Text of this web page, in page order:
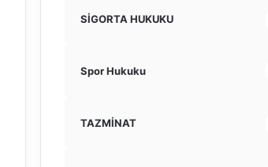
SİGORTA HUKUKU
Spor Hukuku
TAZMİNAT